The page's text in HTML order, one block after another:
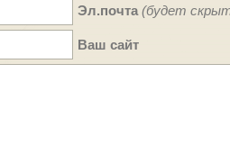
Эл.почта (будет
Ваш сайт